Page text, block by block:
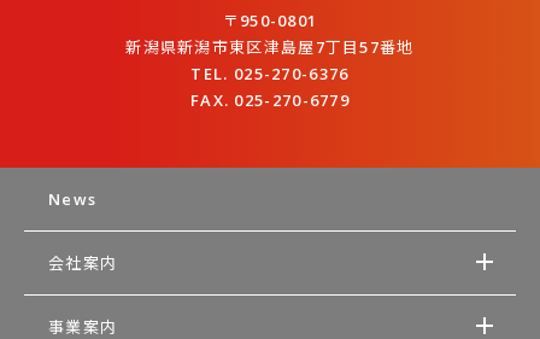
〒950-0801
新潟県新潟市東区津島屋7丁目57番地
TEL. 025-270-6376
FAX. 025-270-6779
News
会社案内
事業案内